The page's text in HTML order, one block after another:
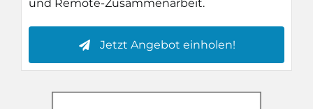
und Remote-Zusammenarbeit.
Jetzt Angebot einholen!